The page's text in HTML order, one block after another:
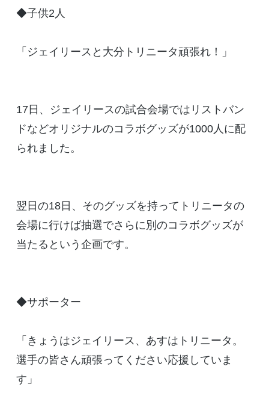
◆子供2人
「ジェイリースと大分トリニータ頑張れ！」
17日、ジェイリースの試合会場ではリストバン
ドなどオリジナルのコラボグッズが1000人に配
られました。
翌日の18日、そのグッズを持ってトリニータの
会場に行けば抽選でさらに別のコラボグッズが
当たるという企画です。
◆サポーター
「きょうはジェイリース、あすはトリニータ。
選手の皆さん頑張ってください応援していま
す」